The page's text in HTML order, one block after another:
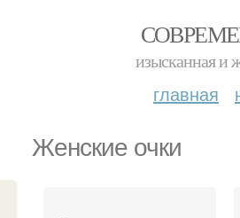
изысканная и
главная
Женские очки